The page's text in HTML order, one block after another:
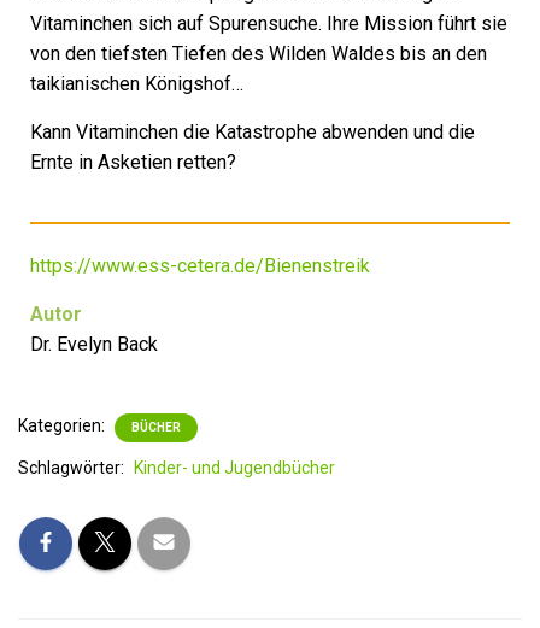
Vitaminchen sich auf Spurensuche. Ihre Mission führt sie
von den tiefsten Tiefen des Wilden Waldes bis an den
taikianischen Königshof…
Kann Vitaminchen die Katastrophe abwenden und die
Ernte in Asketien retten?
https://www.ess-cetera.de/Bienenstreik
Autor
Dr. Evelyn Back
Kategorien: BÜCHER
Schlagwörter: Kinder- und Jugendbücher